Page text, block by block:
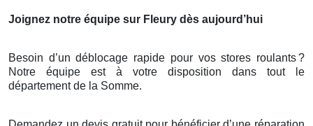
Joignez notre équipe sur Fleury dès aujourd’hui
Besoin d’un déblocage rapide pour vos stores roulants?
Notre équipe est à votre disposition dans tout le
département de la Somme.